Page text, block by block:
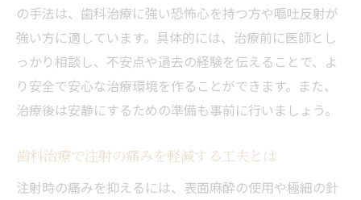
の手法は、歯科治療に強い恐怖心を持つ方や嘔吐反射が
強い方に適しています。具体的には、治療前に医師とし
っかり相談し、不安点や過去の経験を伝えることで、よ
り安全で安心な治療環境を作ることができます。また、
治療後は安静にするための準備も事前に行いましょう。
歯科治療で注射の痛みを軽減する工夫とは
注射時の痛みを抑えるには、表面麻酔の使用や極細の針